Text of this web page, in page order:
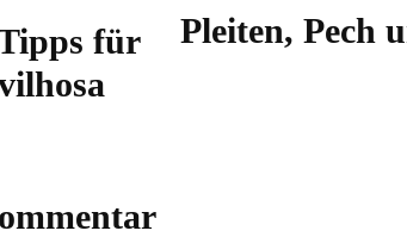
für
Pleiten, Pech